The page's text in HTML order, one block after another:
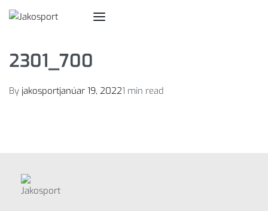
2301_700
By jakosportjanúar 19, 20221 min read